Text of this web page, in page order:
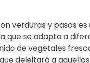
verduras y pasas
que se adapta a
de vegetales
deleitará a